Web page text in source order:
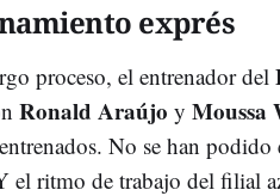
exprés
proceso, el entrenador del
Ronald Araújo y Moussa
No se han
el ritmo de trabajo del filial